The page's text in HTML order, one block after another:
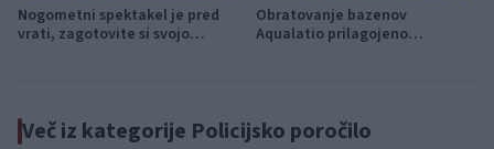
Nogometni spektakel je pred
vrati, zagotovite si svojo
Obratovanje bazenov
Aqualatio prilagojeno
Več iz kategorije Policijsko poročilo